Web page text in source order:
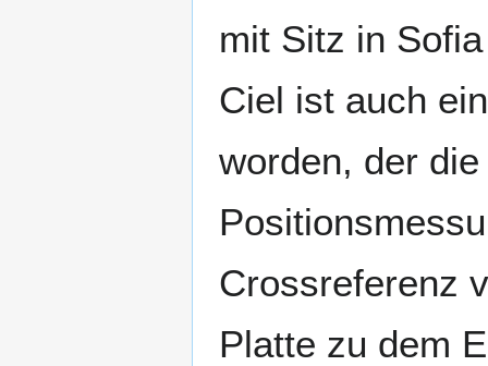
mit Sitz in
Ciel ist auch
worden, der
Crossreferenz
Platte zu dem